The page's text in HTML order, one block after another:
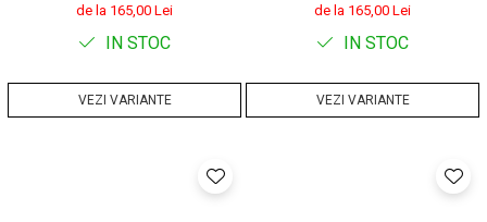
de la 165,00 Lei
IN STOC
VEZI VARIANTE
de la 165,00 Lei
IN STOC
VEZI VARIANTE